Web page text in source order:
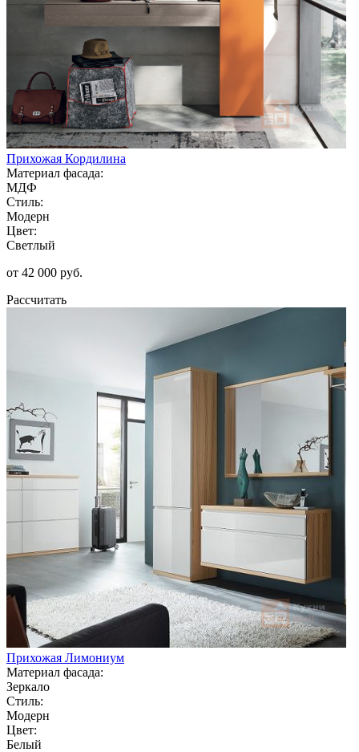
Прихожая Кордилина
Материал фасада:
МДФ
Стиль:
Модерн
Цвет:
Светлый
от 42 000 руб.
Рассчитать
Прихожая Лимониум
Материал фасада:
Зеркало
Стиль:
Модерн
Цвет:
Белый